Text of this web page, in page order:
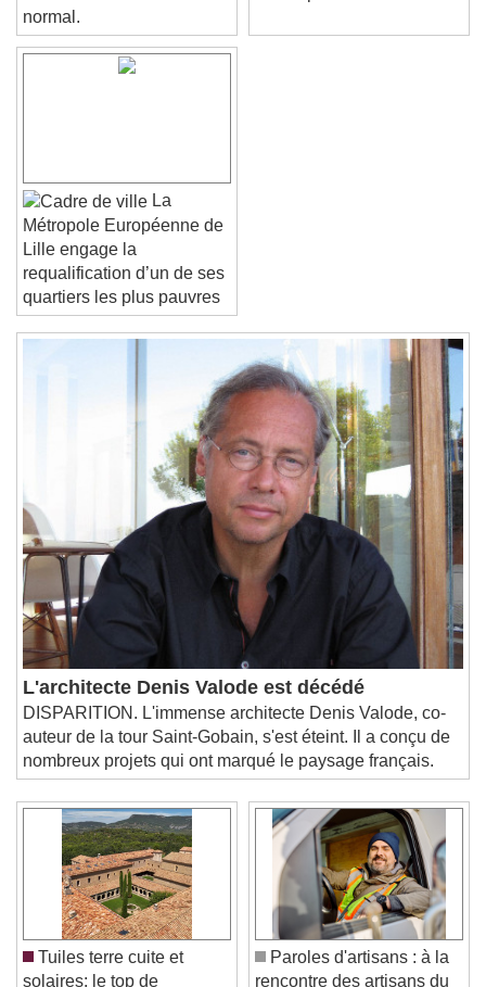
Close Modal Dialog
End of dialog window.
LOXONE. C'est tout à fait
normal.
La
Métropole Européenne de
Lille engage la
requalification d’un de ses
quartiers les plus pauvres
L'architecte Denis Valode est décédé
DISPARITION. L'immense architecte Denis Valode, co-
auteur de la tour Saint-Gobain, s'est éteint. Il a conçu de
nombreux projets qui ont marqué le paysage français.
Tuiles terre cuite et
Paroles d'artisans : à la